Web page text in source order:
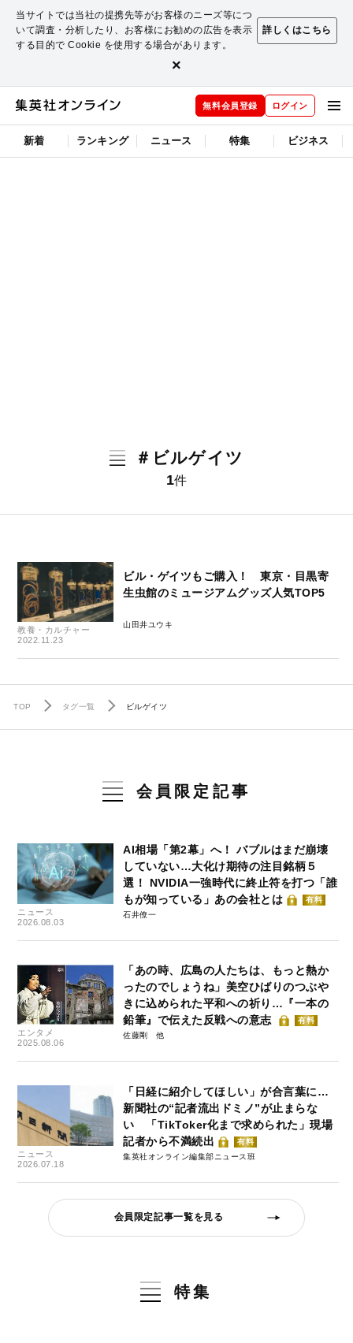
当サイトでは当社の提携先等がお客様のニーズ等につ
いて調査・分析したり、お客様にお勧めの広告を表示
する目的で Cookie を使用する場合があります。
詳しくはこちら
×
無料会員登録 ログイン
新着 ランキング ニュース 特集 ビジネス
＃ビルゲイツ
1件
教養・カルチャー
2022.11.23
ビル・ゲイツもご購入！ 東京・目黒寄
生虫館のミュージアムグッズ人気TOP5
山田井ユウキ
TOP タグ一覧 ビルゲイツ
会員限定記事
ニュース
2026.08.03
AI相場「第2幕」へ！ バブルはまだ崩壊
していない…大化け期待の注目銘柄５
選！ NVIDIA一強時代に終止符を打つ「誰
もが知っている」あの会社とは
有料
石井僚一
エンタメ
2025.08.06
「あの時、広島の人たちは、もっと熱か
ったのでしょうね」美空ひばりのつぶや
きに込められた平和への祈り…『一本の
鉛筆』で伝えた反戦への意志
有料
佐藤剛
ニュース
2026.07.18
「日経に紹介してほしい」が合言葉に…
新聞社の“記者流出ドミノ”が止まらな
い 「TikToker化まで求められた」現場
記者から不満続出
有料
集英社オンライン編集部ニュース班
会員限定記事一覧を見る
特集